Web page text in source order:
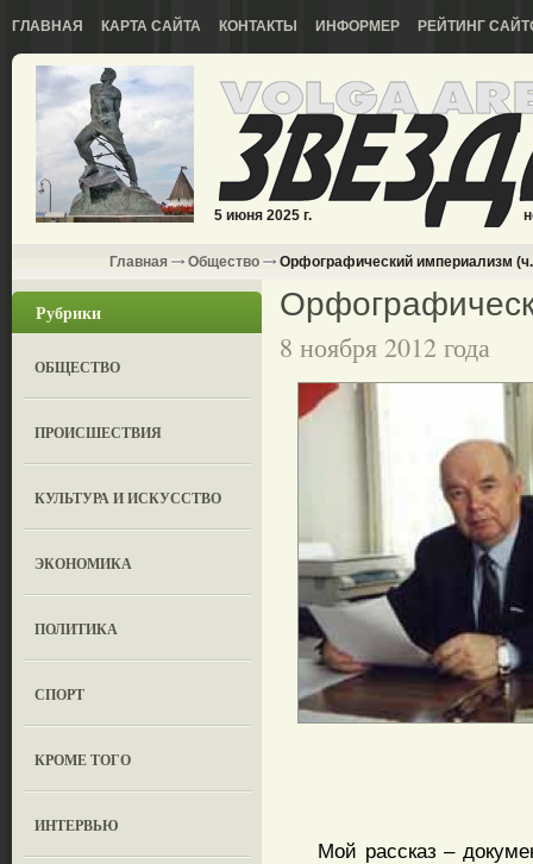
ГЛАВНАЯ КАРТА САЙТА КОНТАКТЫ ИНФОРМЕР РЕЙТИНГ
5 июня 2025 г.
Главная Общество Орфографический империализм
Рубрики
ОБЩЕСТВО
ПРОИСШЕСТВИЯ
КУЛЬТУРА И ИСКУССТВО
ЭКОНОМИКА
ПОЛИТИКА
СПОРТ
КРОМЕ ТОГО
ИНТЕРВЬЮ
8 ноября 2012 года
Мой рассказ –